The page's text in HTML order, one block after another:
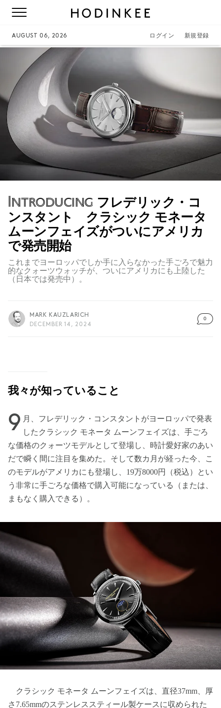
AUGUST 06, 2026 ログイン 新規登録
Introducing フレデリック・コ
ンスタント クラシック モネータ
ムーンフェイズがついにアメリカ
で発売開始
これまでヨーロッパでしか手に入らなかった手ごろで魅力
的なクォーツウォッチが、ついにアメリカにも上陸した
（日本では発売中）。
MARK KAUZLARICH
DECEMBER 14, 2024
0
我々が知っていること
9 月、フレデリック・コンスタントがヨーロッパで発表
したクラシック モネータ ムーンフェイズは、手ごろ
な価格のクォーツモデルとして登場し、時計愛好家のあい
だで瞬く間に注目を集めた。そして数カ月が経った今、こ
のモデルがアメリカにも登場し、19万8000円（税込）とい
う非常に手ごろな価格で購入可能になっている（または、
まもなく購入できる）。
クラシック モネータ ムーンフェイズは、直径37mm、厚
さ7.65mmのステンレススティール製ケースに収められた